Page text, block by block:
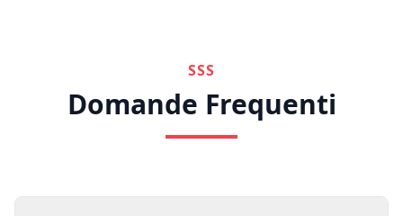
SSS
Domande Frequenti